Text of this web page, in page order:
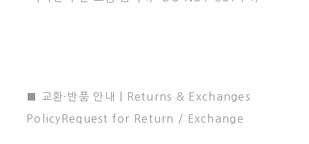
■ 교환·반품 안내 | Returns & Exchanges
PolicyRequest for Return / Exchange